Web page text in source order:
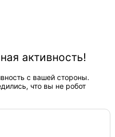
активность!
с вашей стороны.
что вы не робот